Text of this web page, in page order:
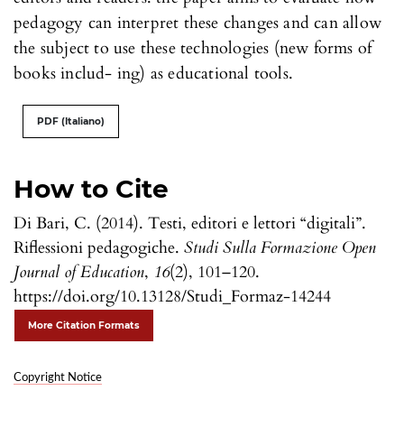
How to Cite
Di Bari, C. (2014). Testi, editori e lettori “digitali”.
Riflessioni pedagogiche. Studi Sulla Formazione Open
Journal of Education, 16(2), 101–120.
https://doi.org/10.13128/Studi_Formaz-14244
More Citation Formats
Copyright Notice
pedagogy can interpret these changes and can allow
the subject to use these technologies (new forms of
books includ- ing) as educational tools.
PDF (Italiano)